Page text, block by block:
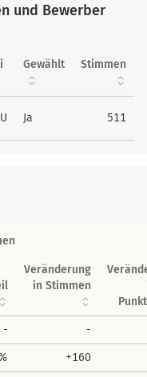
und Bewerber
Gewählt Stimmen
Ja 511
Veränderung
in Stimmen
- -
+160